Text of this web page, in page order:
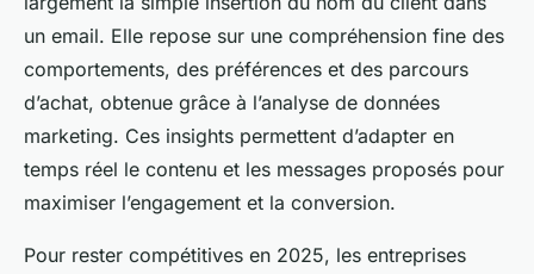
un email. Elle repose sur une compréhension fine des
comportements, des préférences et des parcours
d’achat, obtenue grâce à l’analyse de données
marketing. Ces insights permettent d’adapter en
temps réel le contenu et les messages proposés pour
maximiser l’engagement et la conversion.
Pour rester compétitives en 2025, les entreprises